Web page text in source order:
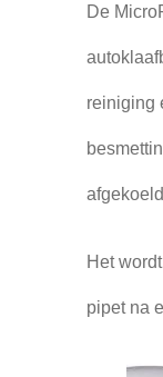
De
reiniging
Het
pipet na